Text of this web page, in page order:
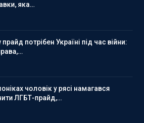
яка…
потрібен Україні під час війни:
чоловік у рясі намагався
ЛГБТ-прайд,…